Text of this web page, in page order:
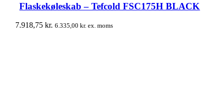
Flaskekøleskab – Tefcold FSC175H BLACK
7.918,75kr. 6.335,00kr. ex. moms